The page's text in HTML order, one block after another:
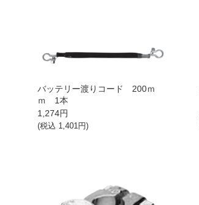
バッテリー渡りコード 200ｍ
ｍ 1本
1,274円
(税込 1,401円)